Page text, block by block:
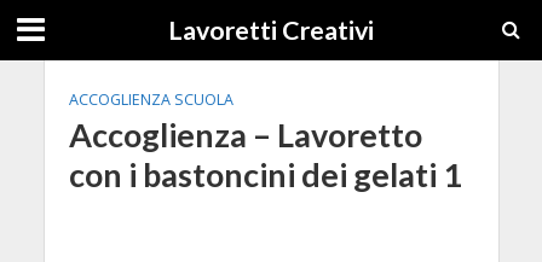
Lavoretti Creativi
ACCOGLIENZA SCUOLA
Accoglienza – Lavoretto
con i bastoncini dei gelati 1